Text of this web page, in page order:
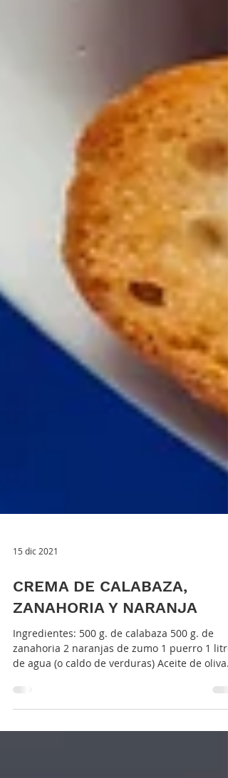
15 dic 2021
CREMA DE CALABAZA,
ZANAHORIA Y NARANJA
Ingredientes: 500 g. de calabaza 500 g. de
zanahoria 2 naranjas de zumo 1 puerro 1 litro